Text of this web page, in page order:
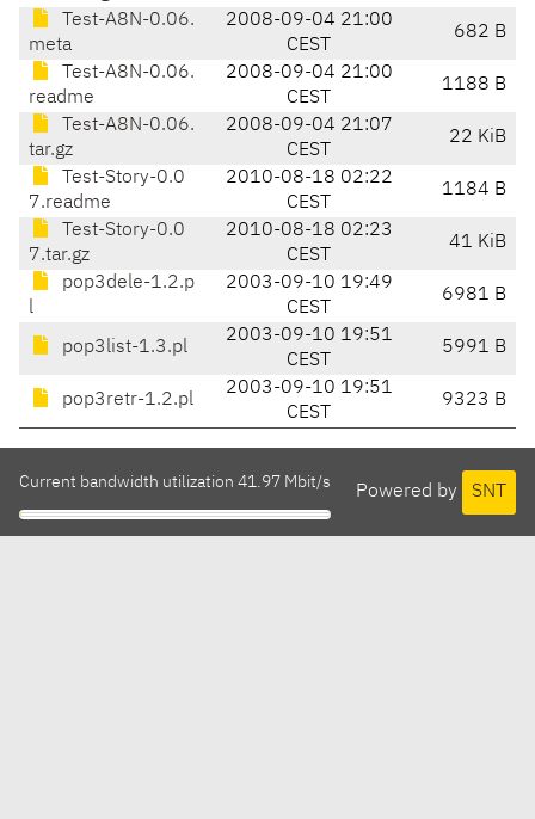
Test-A8N-0.06.
meta
2008-09-04 21:00
CEST
682 B
Test-A8N-0.06.
readme
2008-09-04 21:00
CEST
1188 B
Test-A8N-0.06.
tar.gz
2008-09-04 21:07
CEST
22 KiB
Test-Story-0.0
7.readme
2010-08-18 02:22
CEST
1184 B
Test-Story-0.0
7.tar.gz
2010-08-18 02:23
CEST
41 KiB
pop3dele-1.2.p
l
2003-09-10 19:49
CEST
6981 B
pop3list-1.3.pl
2003-09-10 19:51
CEST
5991 B
pop3retr-1.2.pl
2003-09-10 19:51
CEST
9323 B
Powered by SNT
Current bandwidth utilization 41.97 Mbit/s